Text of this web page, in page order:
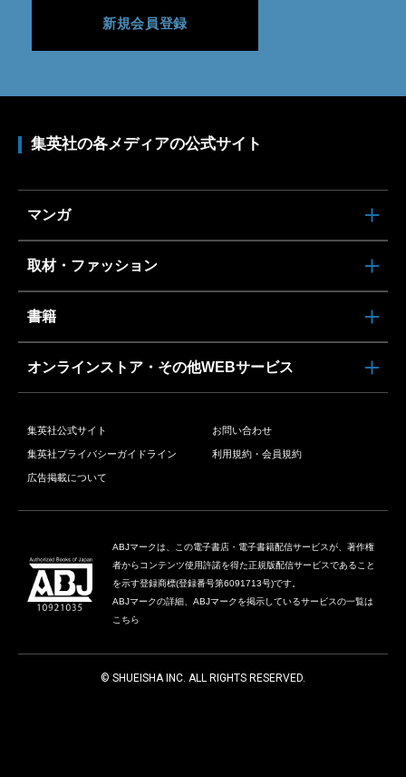
新規会員登録
集英社の各メディアの公式サイト
マンガ
取材・ファッション
書籍
オンラインストア・その他WEBサービス
集英社公式サイト お問い合わせ
集英社プライバシーガイドライン 利用規約・会員規約
広告掲載について
ABJマークは、この電子書店・電子書籍配信サービスが、著作権
者からコンテンツ使用許諾を得た正規版配信サービスであること
を示す登録商標(登録番号第6091713号)です。
ABJマークの詳細、ABJマークを掲示しているサービスの一覧は
こちら
© SHUEISHA INC. ALL RIGHTS RESERVED.